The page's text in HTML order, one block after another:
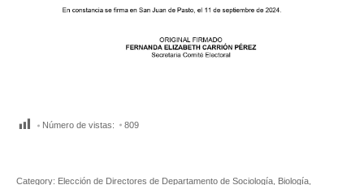
Número de vistas: 809
Category: Elección de Directores de Departamento de Sociología, Biología,